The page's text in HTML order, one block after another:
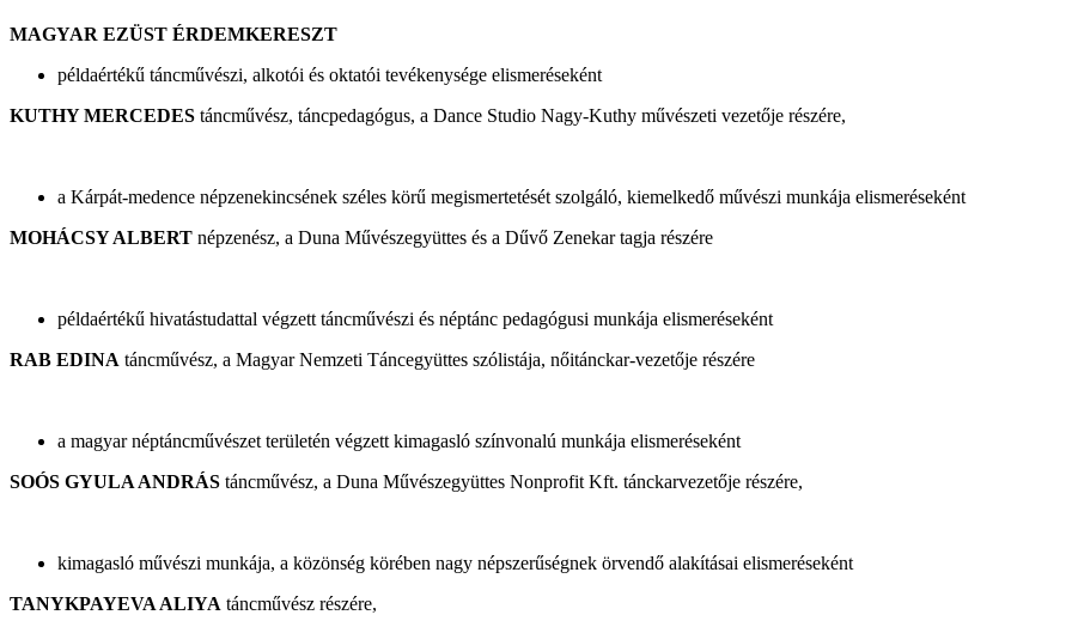
MAGYAR EZÜST ÉRDEMKERESZT
példaértékű táncművészi, alkotói és oktatói tevékenysége elismeréseként
KUTHY MERCEDES táncművész, táncpedagógus, a Dance Studio Nagy-Kuthy művészeti vezetője részére,
a Kárpát-medence népzenekincsének széles körű megismertetését szolgáló, kiemelkedő művészi munkája elismeréseként
MOHÁCSY ALBERT népzenész, a Duna Művészegyüttes és a Dűvő Zenekar tagja részére
példaértékű hivatástudattal végzett táncművészi és néptánc pedagógusi munkája elismeréseként
RAB EDINA táncművész, a Magyar Nemzeti Táncegyüttes szólistája, nőitánckar-vezetője részére
a magyar néptáncművészet területén végzett kimagasló színvonalú munkája elismeréseként
SOÓS GYULA ANDRÁS táncművész, a Duna Művészegyüttes Nonprofit Kft. tánckarvezetője részére,
kimagasló művészi munkája, a közönség körében nagy népszerűségnek örvendő alakításai elismeréseként
TANYKPAYEVA ALIYA táncművész részére,